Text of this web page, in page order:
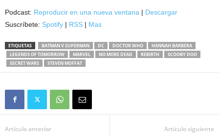
Podcast: Reproducir en una nueva ventana | Descargar
Suscríbete: Spotify | RSS | Mas
ETIQUETAS BATMAN V SUPERMAN DC DOCTOR WHO
HANNAH BARBERA
LEGENDS OF TOMORROW
MARVEL NO MORE DEAD REBIRTH
SCOOBY DOO
SECRET WARS
STEVEN MOFFAT
Artículo anterior Artículo siguiente